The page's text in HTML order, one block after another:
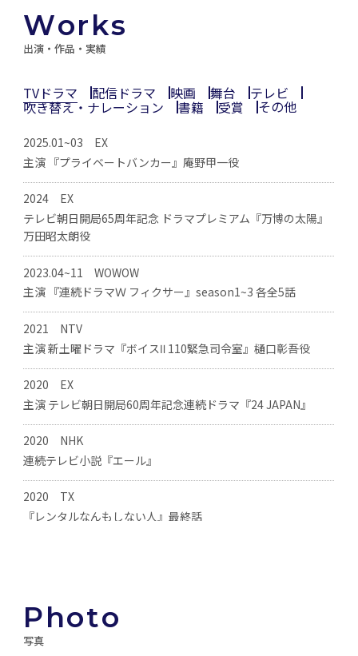
Works
出演・作品・実績
TVドラマ 配信ドラマ 映画 舞台 テレビ
吹き替え・ナレーション 書籍 受賞 その他
2025.01~03
EX
主演 『プライベートバンカー』庵野甲一役
2024
EX
テレビ朝日開局65周年記念 ドラマプレミアム『万博の太陽』
万田昭太朗役
2023.04~11
WOWOW
主演 『連続ドラマＷ フィクサー』season1~3 各全5話
2021
NTV
主演 新土曜ドラマ『ボイスⅡ 110緊急司令室』樋口彰吾役
2020
EX
主演 テレビ朝日開局60周年記念連続ドラマ『24 JAPAN』
2020
NHK
連続テレビ小説『エール』
2020
TX
『レンタルなんもしない人』最終話
2020
TX
主演 ドラマスペシャル『ハラスメントゲーム 秋津VSカトクの
女』
2024.10
Amazon Original
『龍が如く ～Beyond the Game～』episode2～episode5 配
信 風間新太郎役
2022
LINE NEWS VISION
主演 上下関係W『トップギフト』
2017
Hulu配信
『THE LAST COP／ラストコップ』
another story of THE MOVIE 『結婚にまつわるエトセトラ』
／『密着！神奈川県警24時？』
主演 『THE LAST COP ラストコップ』episode2～episode5
配信
2024
松竹
『九十歳。何がめでたい』(監督:前田哲)
2017
松竹
主演 『LAST COP THE MOVIE』(監督:猪股隆一)
2015
東宝
主演 『杉原千畝 スギハラチウネ』(監督:チェリン・グラック)
2014
東映
主演 『イン･ザ･ヒーロー』(監督:武正晴)
2011
東宝
ゲスト 『ステキな金縛り』(脚本･監督:三谷幸喜)
2011
東宝
『太平洋の奇跡～フォックスと呼ばれた男』(監督:平山秀幸)
2009
東宝
主演 『20世紀少年』最終章(全3部作) (監督:堤幸彦)
『蛇にピアス』(監督:蜷川幸雄)
2008
2015
『TAKE FIVE』映像出演
2009
シェイクスピアシリーズ第21弾『冬物語』(演出:蜷川幸雄)
2007
彩の国シェイクスピア・シリーズ第16弾『コリオレイナス』
(演出:蜷川幸雄)
2006
企画ユニット地球ゴージャスプロデュース公演
Vol.8『HUMANITY‒THE MUSICAL‒』(演出:岸谷五朗)
2005
『天保十二年のシェイクスピア』(演出:蜷川幸雄)
2004
『浪人街』(演出:山田和也)
2003
2001
『マクベス』(演出:蜷川幸雄)
2012
TBS
『クイズ神』MC出演
2011
TBS
『WORLD QUIZ CLASSIC』MC出演
2006
NTV
『記憶のチカラⅢ』ナビゲーター
2005
NTV
『記憶のチカラⅡ』ナビゲーター
2004
NTV
『記憶のチカラ～あなたの記憶力に異変が起きる！～』ナビ
ゲーター
2019
WDSMP
主演吹替 『トイ・ストーリー4』※ウッディ
2015
Dlife
主演吹替 『トイ・ストーリー 謎の恐竜ワールド』※ウッディ
2012
WDSMP
主演吹替 『レックスはお風呂の王様』※ウッディ
2012
WDSMP
主演吹替 『にせものバズがやってきた』※ウッディ
2011
WDSMP
主演吹替 『ハワイアン・バケーション』※ウッディ
2010
WDSMP
主演吹替 『トイ・ストーリー3』※ウッディ
2005
NHK
『アガサ・クリスティーの名探偵ポワロとマープル』アフレコ
『人間交差点』アフレコ
2000
1996
幻冬舎
『ふたり』
2009
第22回 日本メガネベストドレッサー賞（サングラス部門）受
賞
2007
第58回 文化庁芸術選奨文部科学大臣新人賞 演劇部門 受賞
2003
第11回 橋田賞受賞
2011
ダイワハウス
『ルナ・レガーロ～月からの贈り物～』案内役
Photo
写真